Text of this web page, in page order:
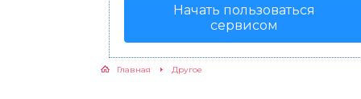
Начать пользоваться
сервисом
Главная Другое